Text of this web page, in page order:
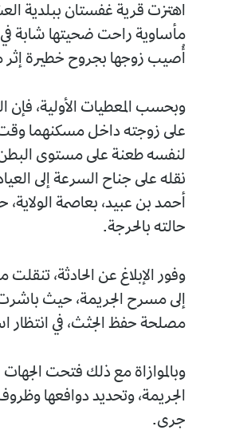
اهتزت قرية غفستان ببلدية
مأساوية راحت ضحيتها شابة في
أُصيب زوجها بجروح خطيرة إثر
وبحسب المعطيات الأولية، فإن
على زوجته داخل مسكنهما وقت
لنفسه طعنة على مستوى
نقله على جناح السرعة إلى
أحمد بن عبيد، بعاصمة
حالته بالحرجة.
وفور الإبلاغ عن الحادثة،
إلى مسرح الجريمة، حيث باشرت
مصلحة حفظ الجثث، في انتظار
وبالموازاة مع ذلك فتحت
الجريمة، وتحديد دوافعها
جرى.